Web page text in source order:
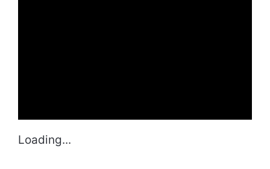
Loading...